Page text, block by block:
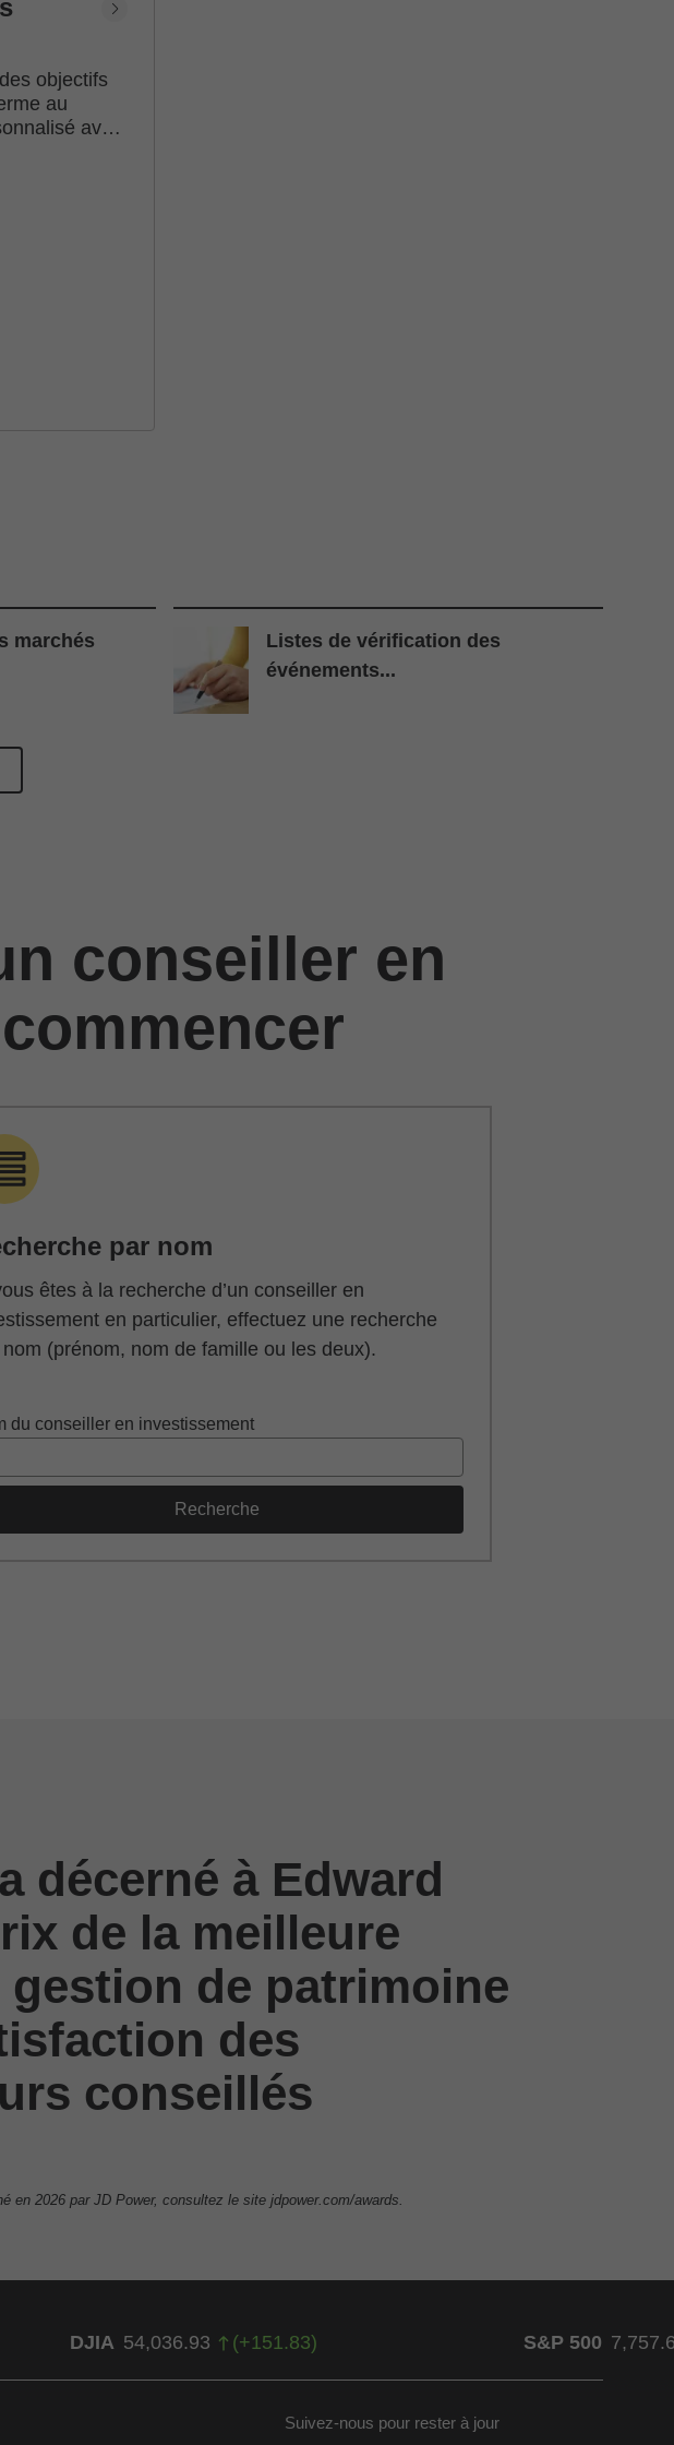
objectifs
au
avec
marchés
Listes de vérification des
événements...
conseiller en
par nom
êtes à la recherche d’un conseiller en
en particulier, effectuez une recherche
nom (prénom, nom de famille ou les deux).
du conseiller en investissement
Recherche
décerné à Edward
de la meilleure
gestion de patrimoine
des
conseillés
en 2026 par JD Power, consultez le site jdpower.com/awards.
DJIA 54,036.93 (+151.83) S&P 500
Suivez-nous pour rester à jour